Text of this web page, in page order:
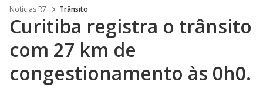
Noticias R7 Trânsito
Curitiba registra o trânsito
com 27 km de
congestionamento às 0h0.